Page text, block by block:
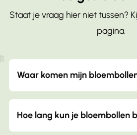
Staat je vraag hier niet tussen?
pagina.
Waar komen mijn
onze eigen kwekerij in
Hoe lang kun je bloembollen